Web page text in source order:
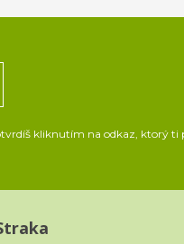
kliknutím na odkaz, ktorý ti